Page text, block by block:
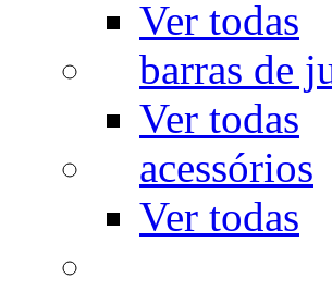
Ver todas
barras de
Ver todas
acessórios
Ver todas